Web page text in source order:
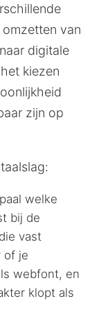
van
digitale
kiezen
zijn op
welke
bij de
vast
of je
webfont, en
klopt als